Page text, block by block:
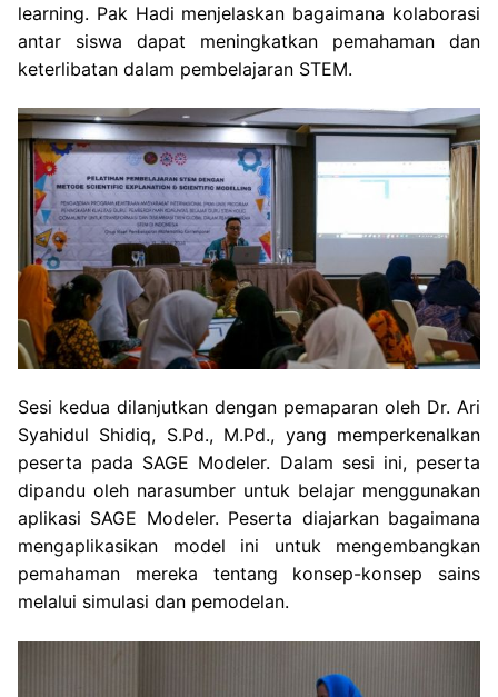
learning. Pak Hadi menjelaskan bagaimana kolaborasi
antar siswa dapat meningkatkan pemahaman dan
keterlibatan dalam pembelajaran STEM.
Sesi kedua dilanjutkan dengan pemaparan oleh Dr. Ari
Syahidul Shidiq, S.Pd., M.Pd., yang memperkenalkan
peserta pada SAGE Modeler. Dalam sesi ini, peserta
dipandu oleh narasumber untuk belajar menggunakan
aplikasi SAGE Modeler. Peserta diajarkan bagaimana
mengaplikasikan model ini untuk mengembangkan
pemahaman mereka tentang konsep-konsep sains
melalui simulasi dan pemodelan.